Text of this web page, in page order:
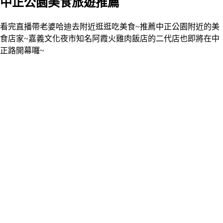
看完直播帶老婆哈迪去附近逛逛吃美食~推薦中正公園附近的美
食店家~嘉義文化夜市知名阿霞火雞肉飯店的二代店也即將在中
正路開幕囉~